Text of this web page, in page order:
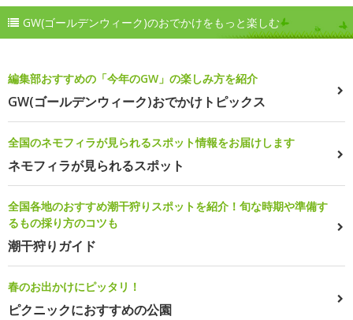
GW(ゴールデンウィーク)のおでかけをもっと楽しむ
編集部おすすめの「今年のGW」の楽しみ方を紹介
GW(ゴールデンウィーク)おでかけトピックス
全国のネモフィラが見られるスポット情報をお届けします
ネモフィラが見られるスポット
全国各地のおすすめ潮干狩りスポットを紹介！旬な時期や準備す
るもの採り方のコツも
潮干狩りガイド
春のお出かけにピッタリ！
ピクニックにおすすめの公園